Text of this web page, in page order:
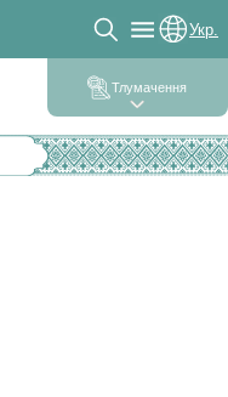
Укр.
Тлумачення